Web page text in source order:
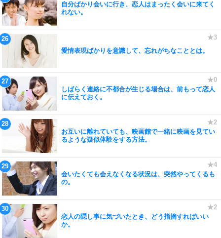
自分ばかり会いに行き、恋人はまったく会いに来てく
れない。
愛情表現ばかりを意識して、忘れがちなこととは。
しばらく連絡に不都合が生じる場合は、前もって恋人
に伝えておく。
お互いに離れていても、映画館で一緒に映画を見てい
るような疑似体験をする方法。
会いたくても会えなくなる状況は、突然やってくるも
の。
恋人の隠し事に気づいたとき、どう指摘すればいい
か。